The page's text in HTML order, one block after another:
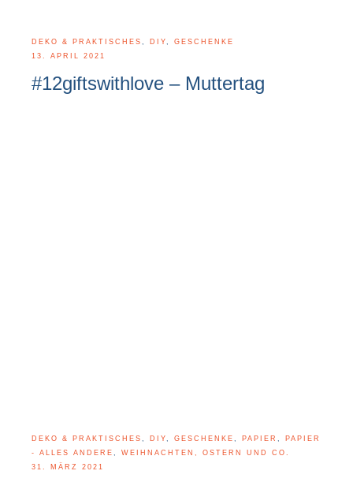
DEKO & PRAKTISCHES , DIY, GESCHENKE
13. APRIL 2021
#12giftswithlove – Muttertag
DEKO & PRAKTISCHES , DIY, GESCHENKE , PAPIER , PAPIER
- ALLES ANDERE , WEIHNACHTEN, OSTERN UND CO.
31. MÄRZ 2021